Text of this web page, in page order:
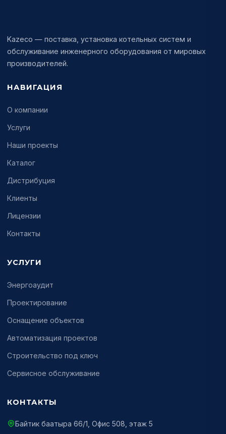
Kazeco — поставка, установка котельных систем и
обслуживание инженерного оборудования от мировых
производителей.
НАВИГАЦИЯ
О компании
Услуги
Наши проекты
Каталог
Дистрибуция
Клиенты
Лицензии
Контакты
УСЛУГИ
Энергоаудит
Проектирование
Оснащение объектов
Автоматизация проектов
Строительство под ключ
Сервисное обслуживание
КОНТАКТЫ
Байтик баатыра 66/1, Офис 508, этаж 5